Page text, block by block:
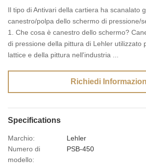
Il tipo di Antivari della cartiera ha scanalato
canestro/polpa dello schermo di pressione/
1. Che cosa è canestro dello schermo?
di pressione della pittura di Lehler utilizzato
lattice e della pittura nell'industria ...
Richiedi
Specifications
Marchio:
Lehler
Numero di
modello:
PSB-450